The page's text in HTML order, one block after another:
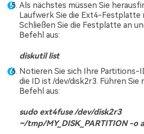
Als nächstes müssen Sie
Laufwerk Sie die Ext4-
Schließen Sie die Festplatte an
Befehl aus:
diskutil list
Notieren Sie sich Ihre Partitions-
die ID ist /dev/disk2r3. Führen
Befehl aus:
sudo ext4fuse /dev/disk2r3
~/tmp/MY_DISK_PARTITION -o